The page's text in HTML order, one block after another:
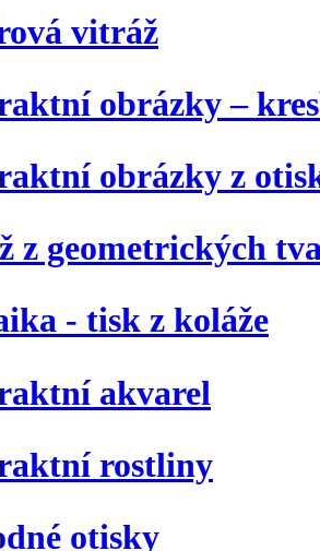
vitráž
obrázky –
obrázky z
z geometrických
- tisk z koláže
akvarel
rostliny
otisky